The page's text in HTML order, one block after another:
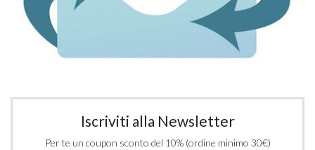
Iscriviti alla Newsletter
Per te un coupon sconto del 10% (ordine minimo 30€)